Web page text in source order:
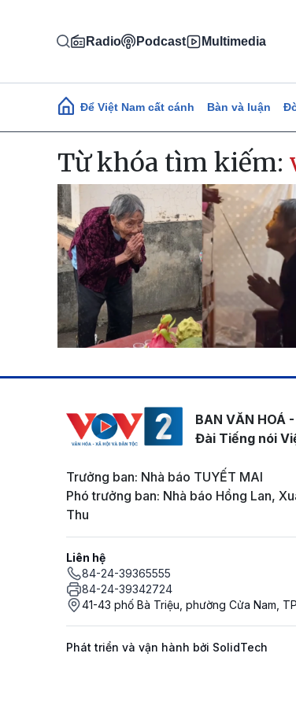
Radio Podcast Multimedia
Main navigation
Để Việt Nam cất cánh Bàn và luận
Từ khóa tìm kiếm:
BAN VĂN HOÁ
Đài Tiếng nói
Trưởng ban: Nhà báo TUYẾT MAI
Phó trưởng ban: Nhà báo Hồng Lan,
Thu
Liên hệ
84-24-39365555
84-24-39342724
41-43 phố Bà Triệu, phường Cửa Nam,
Phát triển và vận hành bởi SolidTech